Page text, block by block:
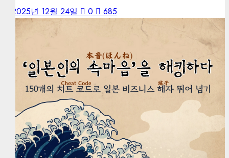
2025년 12월 24일 0 685